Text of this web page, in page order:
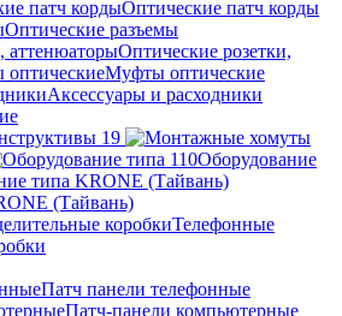
Оптические патч корды
Оптические разъемы
Оптические розетки,
Муфты оптические
Аксессуары и расходники
19
Оборудование
(Тайвань)
Телефонные
Патч панели телефонные
Патч-панели компьютерные